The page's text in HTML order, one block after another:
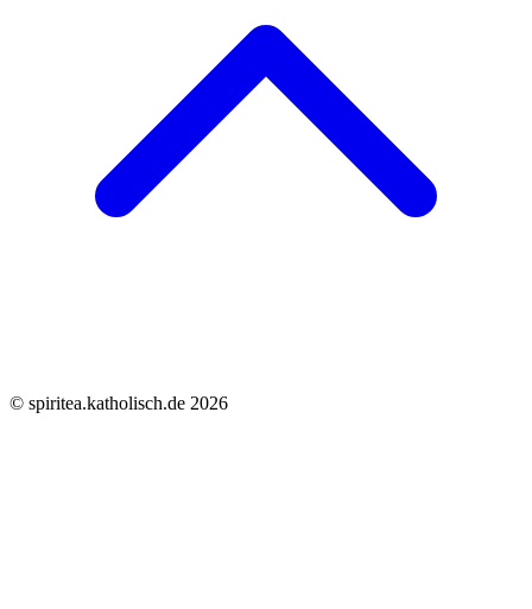
© spiritea.katholisch.de 2026